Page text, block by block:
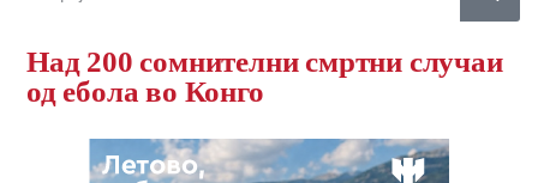
Над 200 сомнителни смртни случаи
од ебола во Конго